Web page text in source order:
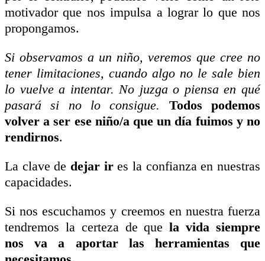
motivador que nos impulsa a lograr lo que nos
propongamos.
Si observamos a un niño, veremos que cree no
tener limitaciones, cuando algo no le sale bien
lo vuelve a intentar. No juzga o piensa en qué
pasará si no lo consigue. Todos podemos
volver a ser ese niño/a que un día fuimos y no
rendirnos.
La clave de dejar ires la confianza en nuestras
capacidades.
Si nos escuchamos y creemos en nuestra fuerza
tendremos la certeza de quela vida siempre
nos va a aportar las herramientas que